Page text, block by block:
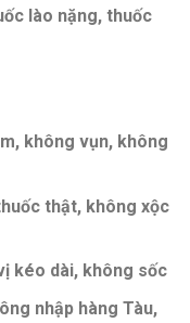
lào nặng, thuốc
không vụn, không
thật, không xộc
kéo dài, không sốc
nhập hàng Tàu,